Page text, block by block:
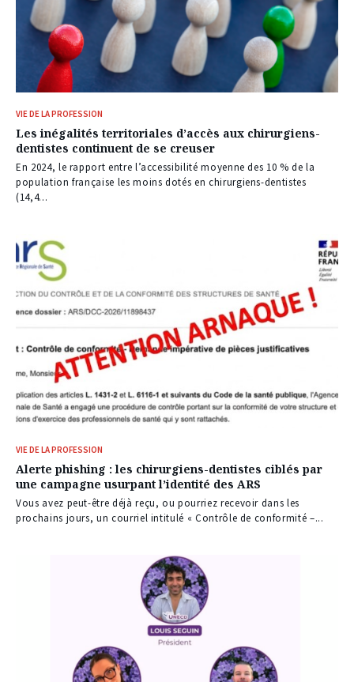
VIE DE LA PROFESSION
Les inégalités territoriales d’accès aux chirurgiens-
dentistes continuent de se creuser
En 2024, le rapport entre l’accessibilité moyenne des 10 % de la
population française les moins dotés en chirurgiens-dentistes
(14,4...
VIE DE LA PROFESSION
Alerte phishing : les chirurgiens-dentistes ciblés par
une campagne usurpant l’identité des ARS
Vous avez peut-être déjà reçu, ou pourriez recevoir dans les
prochains jours, un courriel intitulé « Contrôle de conformité –...